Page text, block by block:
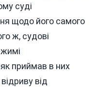
суді
щодо його самого
ж, судові
приймав в них
від